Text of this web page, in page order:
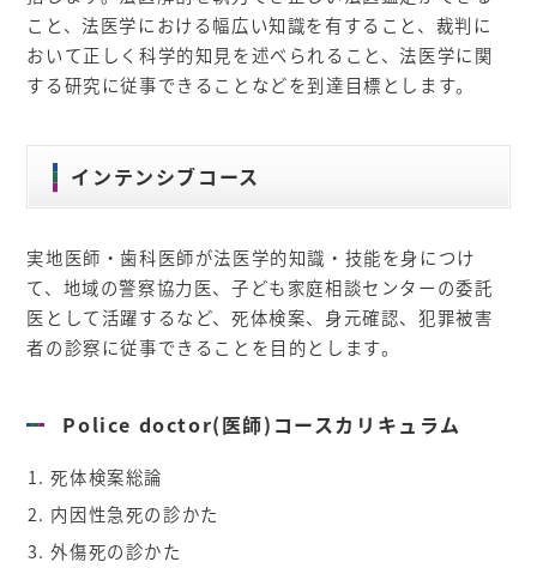
こと、法医学における幅広い知識を有すること、裁判に
おいて正しく科学的知見を述べられること、法医学に関
する研究に従事できることなどを到達目標とします。
インテンシブコース
実地医師・歯科医師が法医学的知識・技能を身につけ
て、地域の警察協力医、子ども家庭相談センターの委託
医として活躍するなど、死体検案、身元確認、犯罪被害
者の診察に従事できることを目的とします。
Police doctor(医師)コースカリキュラム
死体検案総論
内因性急死の診かた
外傷死の診かた